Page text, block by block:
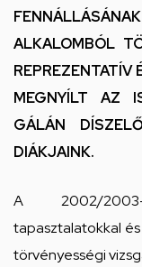
ALKALOMBÓL
REPREZENTATÍV
MEGNYÍLT AZ
GÁLÁN
DIÁKJAINK.
A 2002/
tapasztalatokkal
törvényességi